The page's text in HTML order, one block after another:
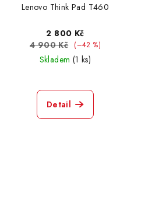
Lenovo Think Pad T460
2 800 Kč
4 900 Kč
(–42 %)
Skladem (1 ks)
Detail